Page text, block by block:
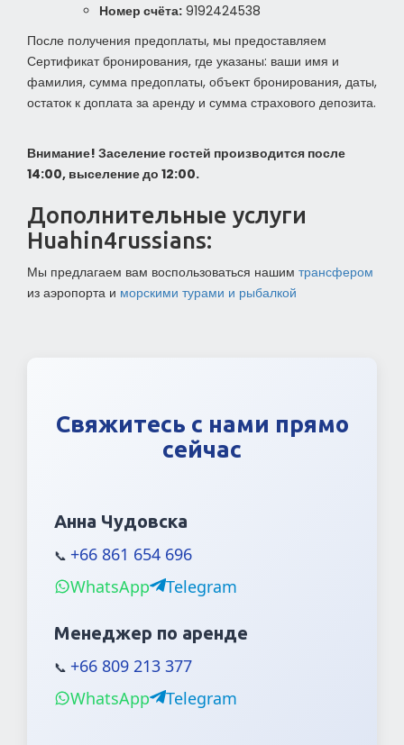
Номер счёта: 9192424538
После получения предоплаты, мы предоставляем
Сертификат бронирования, где указаны: ваши имя и
фамилия, сумма предоплаты, объект бронирования, даты,
остаток к доплата за аренду и сумма страхового депозита.
Внимание! Заселение гостей производится после
14:00, выселение до 12:00.
Дополнительные услуги
Huahin4russians:
Мы предлагаем вам воспользоваться нашим трансфером
из аэропорта и морскими турами и рыбалкой
Свяжитесь с нами прямо
сейчас
Анна Чудовска
📞 +66 861 654 696
WhatsApp
Telegram
Менеджер по аренде
📞 +66 809 213 377
WhatsApp
Telegram